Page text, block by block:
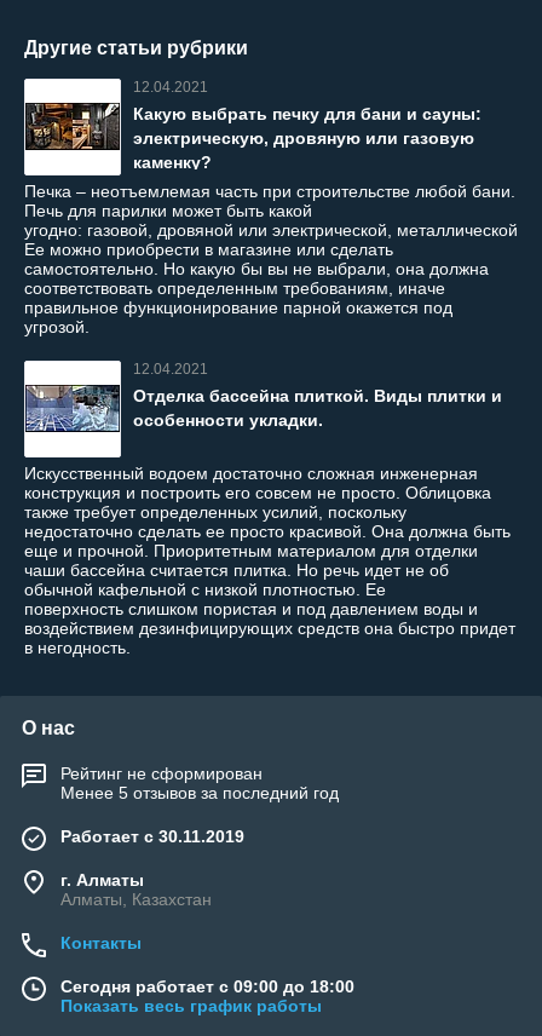
Другие статьи рубрики
12.04.2021
Какую выбрать печку для бани и сауны:
электрическую, дровяную или газовую
каменку?
Печка – неотъемлемая часть при строительстве любой бани.
Печь для парилки может быть какой
угодно: газовой, дровяной или электрической, металлической
Ее можно приобрести в магазине или сделать
самостоятельно. Но какую бы вы не выбрали, она должна
соответствовать определенным требованиям, иначе
правильное функционирование парной окажется под
угрозой.
12.04.2021
Отделка бассейна плиткой. Виды плитки и
особенности укладки.
Искусственный водоем достаточно сложная инженерная
конструкция и построить его совсем не просто. Облицовка
также требует определенных усилий, поскольку
недостаточно сделать ее просто красивой. Она должна быть
еще и прочной. Приоритетным материалом для отделки
чаши бассейна считается плитка. Но речь идет не об
обычной кафельной с низкой плотностью. Ее
поверхность слишком пористая и под давлением воды и
воздействием дезинфицирующих средств она быстро придет
в негодность.
О нас
Рейтинг не сформирован
Менее 5 отзывов за последний год
Работает с 30.11.2019
г. Алматы
Алматы, Казахстан
Контакты
Сегодня работает с 09:00 до 18:00
Показать весь график работы